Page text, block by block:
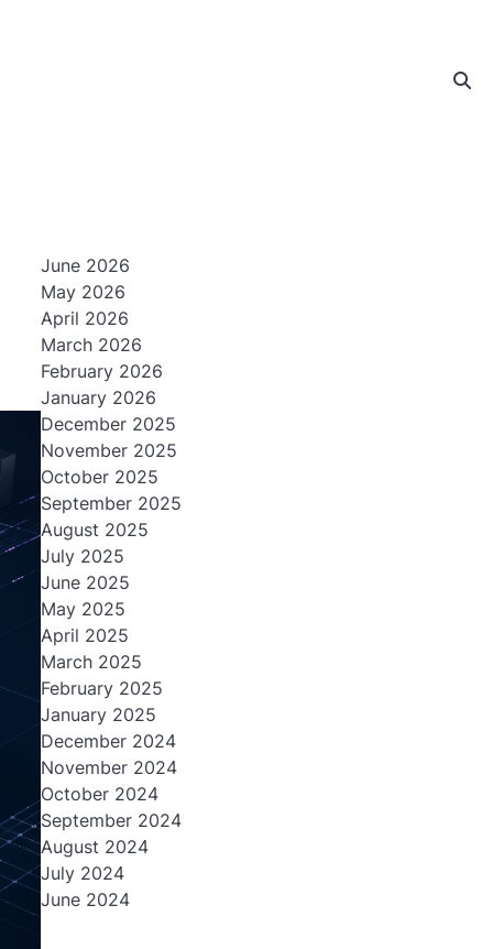
June 2026
May 2026
April 2026
March 2026
February 2026
January 2026
December 2025
November 2025
October 2025
September 2025
August 2025
July 2025
June 2025
May 2025
April 2025
March 2025
February 2025
January 2025
December 2024
November 2024
October 2024
September 2024
August 2024
July 2024
June 2024